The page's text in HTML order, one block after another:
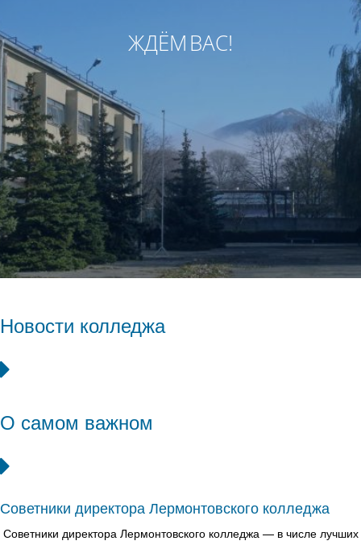
ЖДЁМ ВАС!
Новости колледжа
О самом важном
Советники директора Лермонтовского колледжа
Советники директора Лермонтовского колледжа — в числе лучших